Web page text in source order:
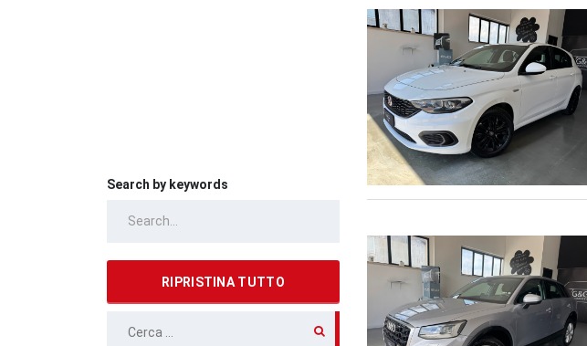
Search by keywords
RIPRISTINA TUTTO
RICERCA